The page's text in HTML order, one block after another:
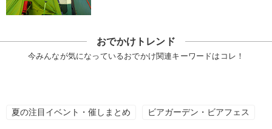
おでかけトレンド
今みんなが気になっているおでかけ関連キーワードはコレ！
夏の注目イベント・催しまとめ ビアガーデン・ビアフェス